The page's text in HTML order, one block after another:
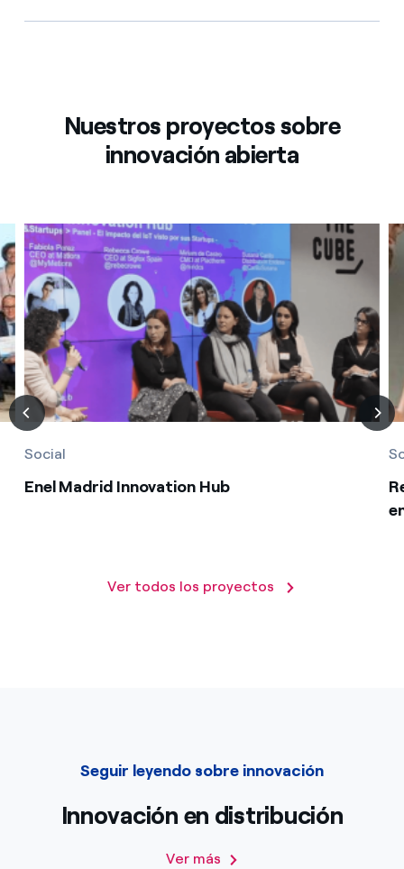
Nuestros proyectos sobre
innovación abierta
Social
Enel Madrid Innovation Hub
Ver todos los proyectos
Seguir leyendo sobre innovación
Innovación en distribución
Ver más